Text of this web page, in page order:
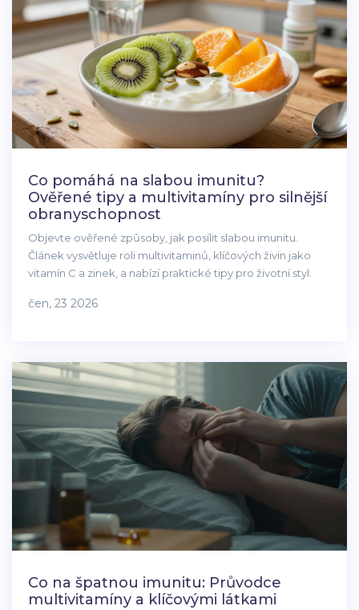
Co pomáhá na slabou imunitu?
Ověřené tipy a multivitamíny pro silnější
obranyschopnost
Objevte ověřené způsoby, jak posílit slabou imunitu.
Článek vysvětluje roli multivitaminů, klíčových živin jako
vitamín C a zinek, a nabízí praktické tipy pro životní styl.
čen, 23 2026
Co na špatnou imunitu: Průvodce
multivitamíny a klíčovými látkami